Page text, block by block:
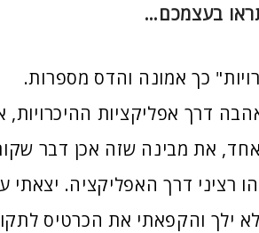
בעצמכם…
" כך אמונה והדס מספרות.
דרך אפליקציות ההיכרויות,
את מבינה שזה אכן דבר
רציני דרך האפליקציה. יצאתי
ילך והקפאתי את הכרטיס